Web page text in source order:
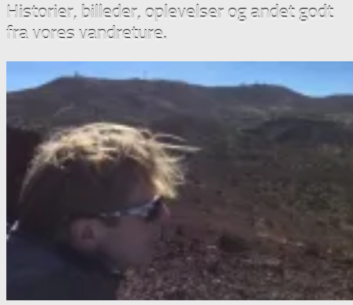
Historier, billeder, oplevelser og andet godt
fra vores vandreture.